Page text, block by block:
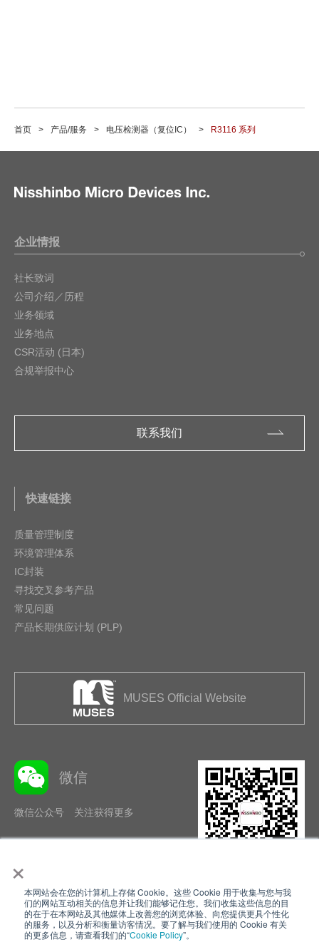
×
本网站会在您的计算机上存储 Cookie。这些 Cookie 用于收集与您与我
们的网站互动相关的信息并让我们能够记住您。我们收集这些信息的目
的在于在本网站及其他媒体上改善您的浏览体验、向您提供更具个性化
的服务，以及分析和衡量访客情况。要了解与我们使用的 Cookie 有关
的更多信息，请查看我们的“Cookie Policy”。
首页 产品/服务 电压检测器（复位IC） R3116 系列
企业情报
社长致词
公司介绍／历程
业务领域
业务地点
CSR活动 (日本)
合规举报中心
联系我们
快速链接
质量管理制度
环境管理体系
IC封装
寻找交叉参考产品
常见问题
产品长期供应计划 (PLP)
MUSES Official Website
微信
微信公众号 关注获得更多
隐私政策 使用条款
Cookie Policy 网站地图